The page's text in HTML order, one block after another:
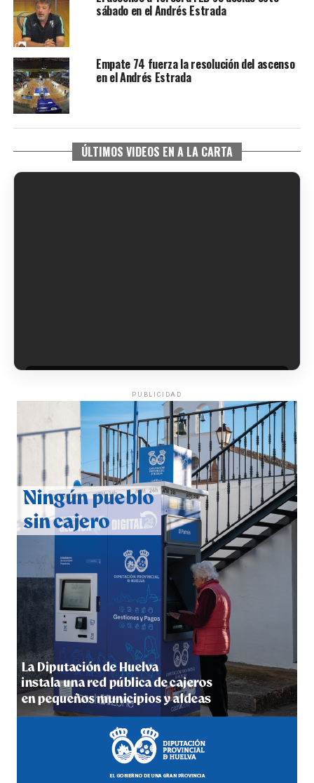
sábado en el Andrés Estrada
Empate 74 fuerza la resolución del ascenso
en el Andrés Estrada
ÚLTIMOS VIDEOS EN A LA CARTA
QUINTA CORRIDA DE LAS FIESTAS COLOMBINAS
2026
hace 5 días·Huelvatv
5º DÍA DE LAS FIESTAS COLOMBINAS 2026
hace 5 días·Huelvatv
PUBLICIDAD